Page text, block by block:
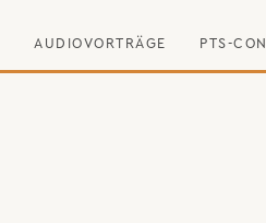
AUDIOVORTRÄGE PTS-